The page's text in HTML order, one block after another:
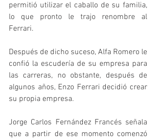
permitió utilizar el caballo de su familia,
lo que pronto le trajo renombre al
Ferrari.
Después de dicho suceso, Alfa Romero le
confió la escudería de su empresa para
las carreras, no obstante, después de
algunos años, Enzo Ferrari decidió crear
su propia empresa.
Jorge Carlos Fernández Francés señala
que a partir de ese momento comenzó